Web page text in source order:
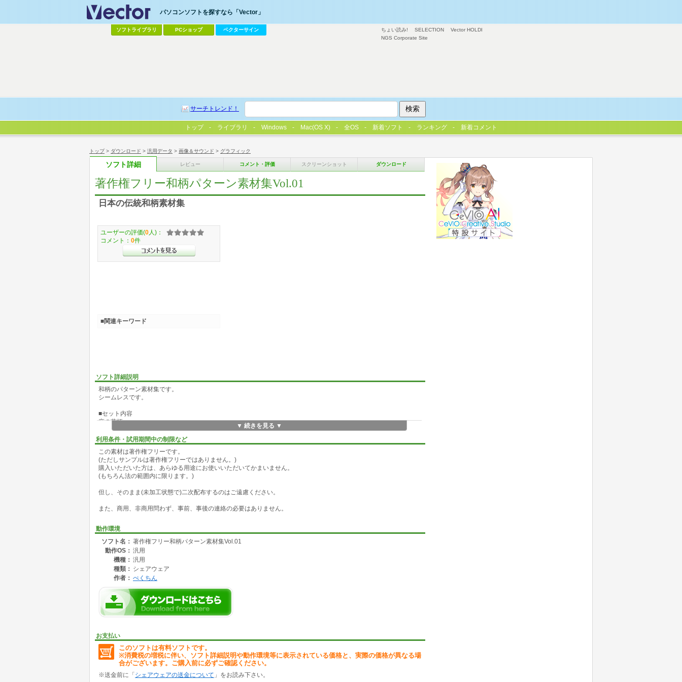
トップ> ダウンロード > 汎用データ > 画像＆サウンド > グラフィック
ソフト詳細 レビュー コメント・評価 スクリーンショット ダウンロード
著作権フリー和柄パターン素材集Vol.01
日本の伝統和柄素材集
ソフト詳細説明
和柄のパターン素材集です。
シームレスです。
■セット内容
麻の葉柄
毘沙門亀甲
観世水
菊五郎格子
工字繋ぎ
子持吉原
吉原繋ぎ
組亀甲
松皮菱
■サイズ
300×300
500×500
(工字繋ぎのみ、120×120、360×360、600×600)
■ファイル形式
gif(白背景 黒線)
png(透明背景 白線)
なお、個別販売も行っていますので、詳しくは
http://pectinmaterial.web.fc2.com/
を御参照ください。
▼ 続きを見る ▼
利用条件・試用期間中の制限など
この素材は著作権フリーです。
(ただしサンプルは著作権フリーではありません。)
購入いただいた方は、あらゆる用途にお使いいただいてかまいません。
(もちろん法の範囲内に限ります。)
但し、そのまま(未加工状態で)二次配布するのはご遠慮ください。
また、商用、非商用問わず、事前、事後の連絡の必要はありません。
動作環境
ソフト名： 著作権フリー和柄パターン素材集Vol.01
動作OS： 汎用
機種： 汎用
種類： シェアウェア
作者： ぺくちん
お支払い
このソフトは有料ソフトです。
※消費税の増税に伴い、ソフト詳細説明や動作環境等に表示されている価格と、実際の価格が異なる場
合がございます。ご購入前に必ずご確認ください。
※送金前に「 シェアウェアの送金について 」をお読み下さい。
ユーザーの評価(0 人)：
コメント： 0件
■関連キーワード
ちょい読み! SELECTION
Vector HOLDI
NGS Corporate Site
パソコンソフトを探すなら「Vector」
ソフトライブラリ PCショップ ベクターサイン
サーチトレンド！
トップ ライブラリ Windows Mac(OS X) 全OS 新着ソフト ランキング 新着コメント